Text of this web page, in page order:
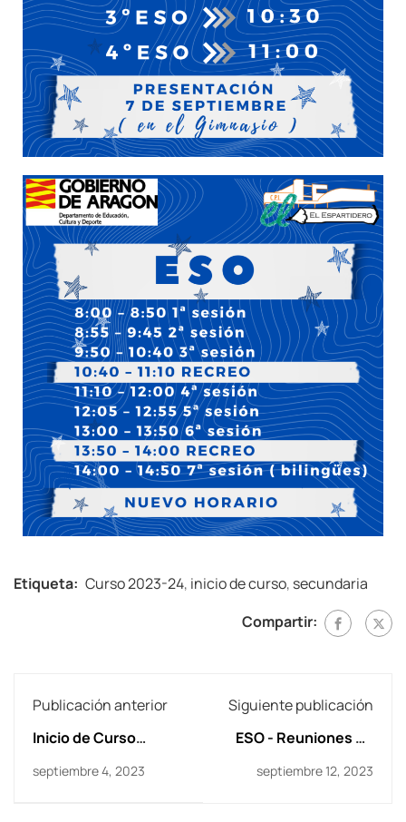
Etiqueta: Curso 2023-24, inicio de curso, secundaria
Compartir:
Publicación anterior
Inicio de Curso
2023/2024
septiembre 4, 2023
Siguiente publicación
ESO - Reuniones de
septiembre 12, 2023